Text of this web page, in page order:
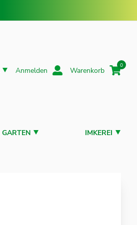
Anmelden Warenkorb
0
GARTEN IMKEREI